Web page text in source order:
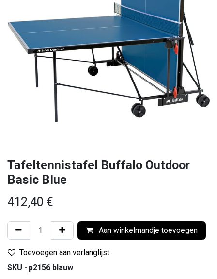
Tafeltennistafel Buffalo Outdoor
Basic Blue
412,40 €
Aan winkelmandje toevoegen
Toevoegen aan verlanglijst
SKU - p2156 blauw